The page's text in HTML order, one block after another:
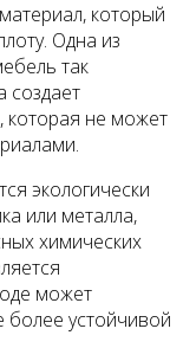
который
Одна из
так
создает
которая не может
экологически
или металла,
химических
может
более устойчивой